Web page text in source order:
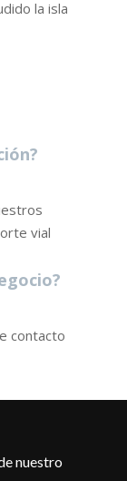
la isla
vial
contacto
nuestro